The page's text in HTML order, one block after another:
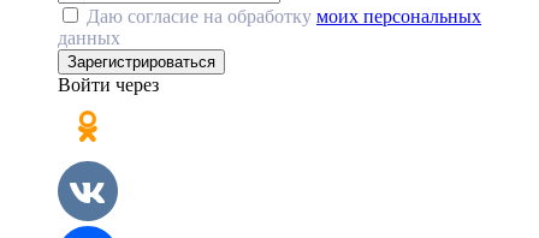
Даю согласие на обработку моих персональных
данных
Зарегистрироваться
Войти через